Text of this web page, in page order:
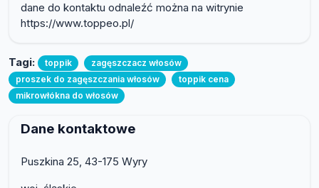
dane do kontaktu odnaleźć można na witrynie
https://www.toppeo.pl/
Tagi: toppik
zagęszczacz włosów
proszek do zagęszczania włosów
toppik cena
mikrowłókna do włosów
Dane kontaktowe
Puszkina 25, 43-175 Wyry